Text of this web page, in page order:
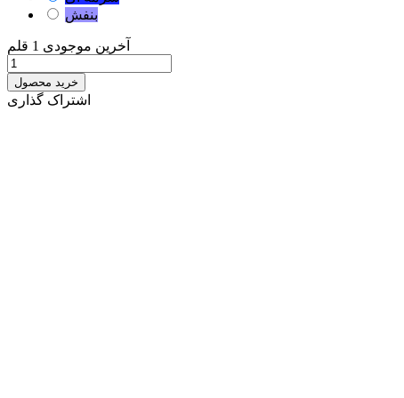
بنفش
آخرین موجودی 1 قلم
خرید محصول
اشتراک گذاری